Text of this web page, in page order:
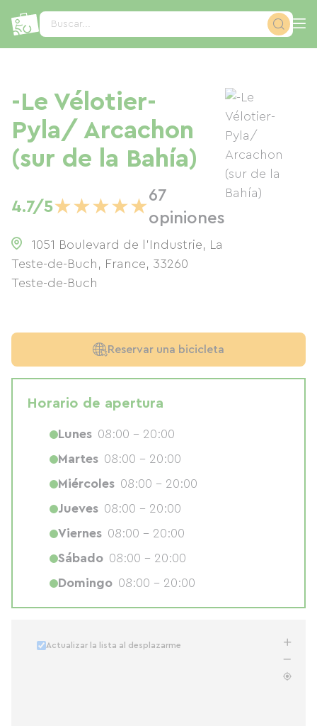
Buscar...
-Le Vélotier-
Pyla/ Arcachon
(sur de la Bahía)
4.7/5★★★★★
67
opiniones
1051 Boulevard de l'Industrie, La
Teste-de-Buch, France, 33260
Teste-de-Buch
Actualizar la lista al desplazarme
Reservar una bicicleta
Horario de apertura
Lunes 08:00 - 20:00
Martes 08:00 - 20:00
Miércoles 08:00 - 20:00
Jueves 08:00 - 20:00
Viernes 08:00 - 20:00
Sábado 08:00 - 20:00
Domingo 08:00 - 20:00
Panel de gestión de cookies